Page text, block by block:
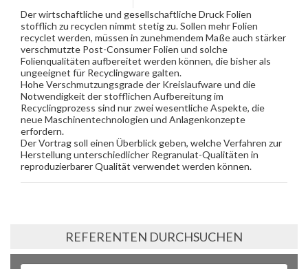
Der wirtschaftliche und gesellschaftliche Druck Folien
stofflich zu recyclen nimmt stetig zu. Sollen mehr Folien
recyclet werden, müssen in zunehmendem Maße auch stärker
verschmutzte Post-Consumer Folien und solche
Folienqualitäten aufbereitet werden können, die bisher als
ungeeignet für Recyclingware galten.
Hohe Verschmutzungsgrade der Kreislaufware und die
Notwendigkeit der stofflichen Aufbereitung im
Recyclingprozess sind nur zwei wesentliche Aspekte, die
neue Maschinentechnologien und Anlagenkonzepte
erfordern.
Der Vortrag soll einen Überblick geben, welche Verfahren zur
Herstellung unterschiedlicher Regranulat-Qualitäten in
reproduzierbarer Qualität verwendet werden können.
REFERENTEN DURCHSUCHEN